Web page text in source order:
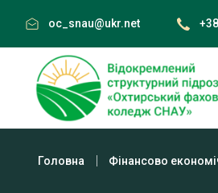
content
oc_snau@ukr.net
Головна Фінансово